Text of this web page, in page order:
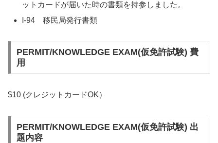
ットカードが届いた時の書類を持参しました。
I-94 移民局発行書類
PERMIT/KNOWLEDGE EXAM(仮免許試験) 費
用
$10 (クレジットカードOK）
PERMIT/KNOWLEDGE EXAM(仮免許試験) 出
題内容